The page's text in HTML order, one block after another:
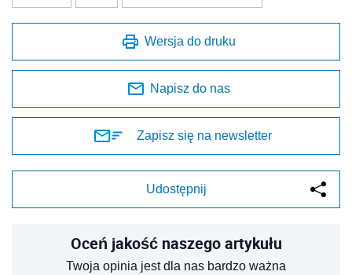
Wersja do druku
Napisz do nas
Zapisz się na newsletter
Udostępnij
Oceń jakość naszego artykułu
Twoja opinia jest dla nas bardzo ważna